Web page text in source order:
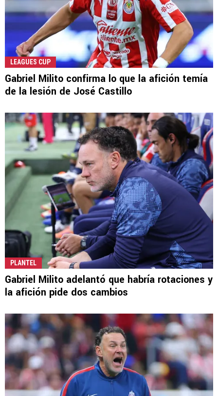
LEAGUES CUP
Gabriel Milito confirma lo que la afición temía
de la lesión de José Castillo
PLANTEL
Gabriel Milito adelantó que habría rotaciones y
la afición pide dos cambios